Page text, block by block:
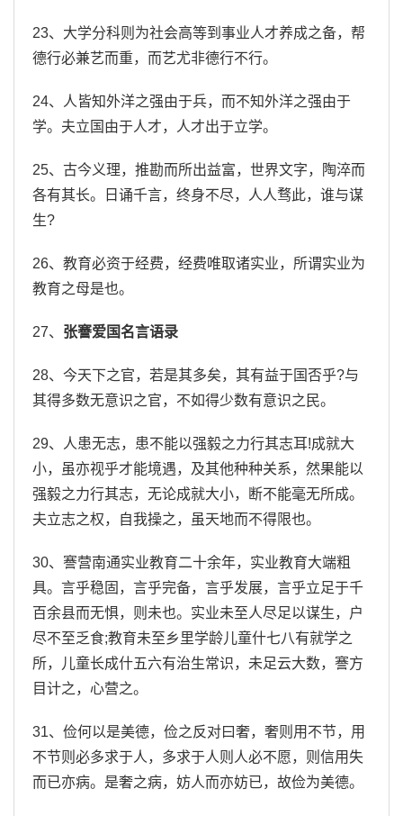
23、大学分科则为社会高等到事业人才养成之备，帮
德行必兼艺而重，而艺尤非德行不行。
24、人皆知外洋之强由于兵，而不知外洋之强由于
学。夫立国由于人才，人才出于立学。
25、古今义理，推勘而所出益富，世界文字，陶淬而
各有其长。日诵千言，终身不尽，人人骛此，谁与谋
生?
26、教育必资于经费，经费唯取诸实业，所谓实业为
教育之母是也。
27、 张謇爱国名言语录
28、今天下之官，若是其多矣，其有益于国否乎?与
其得多数无意识之官，不如得少数有意识之民。
29、人患无志，患不能以强毅之力行其志耳!成就大
小，虽亦视乎才能境遇，及其他种种关系，然果能以
强毅之力行其志，无论成就大小，断不能毫无所成。
夫立志之权，自我操之，虽天地而不得限也。
30、謇营南通实业教育二十余年，实业教育大端粗
具。言乎稳固，言乎完备，言乎发展，言乎立足于千
百余县而无惧，则未也。实业未至人尽足以谋生，户
尽不至乏食;教育未至乡里学龄儿童什七八有就学之
所，儿童长成什五六有治生常识，未足云大数，謇方
目计之，心营之。
31、俭何以是美德，俭之反对曰奢，奢则用不节，用
不节则必多求于人，多求于人则人必不愿，则信用失
而已亦病。是奢之病，妨人而亦妨已，故俭为美德。